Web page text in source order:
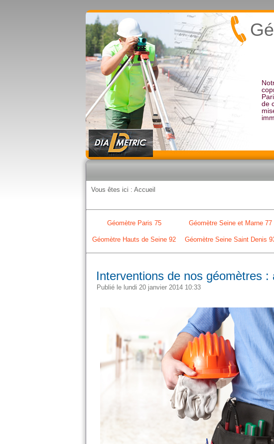
de
Vous êtes ici : Accueil
Géomètre Paris 75 Géomètre Seine et Marne 77
Géomètre Hauts de Seine 92 Géomètre Seine Saint Denis
Interventions de nos géomètres :
Publié le lundi 20 janvier 2014 10:33